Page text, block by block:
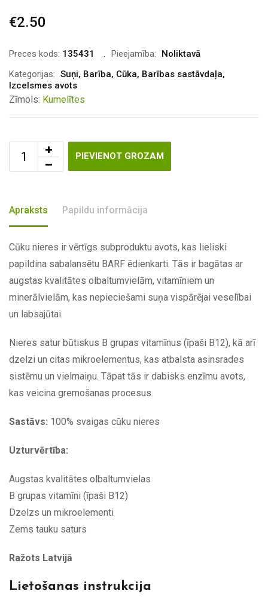
€2.50
Preces kods: 135431 Pieejamība:
Noliktavā
Kategorijas: Suņi, Barība, Cūka, Barības sastāvdaļa,
Izcelsmes avots
Zīmols: Kumelītes
PIEVIENOT GROZAM
Apraksts Papildu informācija
Cūku nieres ir vērtīgs subproduktu avots, kas lieliski
papildina sabalansētu BARF ēdienkarti. Tās ir bagātas ar
augstas kvalitātes olbaltumvielām, vitamīniem un
minerālvielām, kas nepieciešami suņa vispārējai veselībai
un labsajūtai.
Nieres satur būtiskus B grupas vitamīnus (īpaši B12), kā arī
dzelzi un citas mikroelementus, kas atbalsta asinsrades
sistēmu un vielmaiņu. Tāpat tās ir dabisks enzīmu avots,
kas veicina gremošanas procesus.
Sastāvs: 100% svaigas cūku nieres
Uzturvērtība:
Augstas kvalitātes olbaltumvielas
B grupas vitamīni (īpaši B12)
Dzelzs un mikroelementi
Zems tauku saturs
Ražots Latvijā
Lietošanas instrukcija